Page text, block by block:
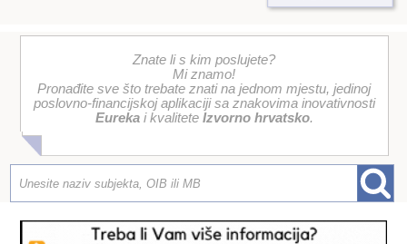
Znate li s kim poslujete?
Mi znamo!
Pronađite sve što trebate znati na jednom mjestu, jedinoj
poslovno-financijskoj aplikaciji sa znakovima inovativnosti
Eurekai kvalitete Izvorno hrvatsko.